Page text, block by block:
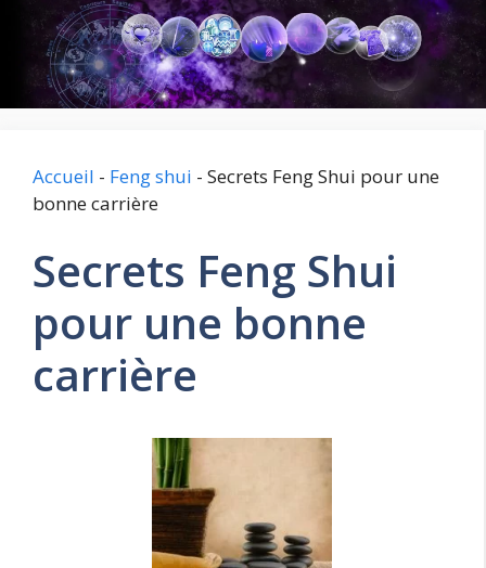
contenu
Accueil - Feng shui - Secrets Feng Shui pour une
bonne carrière
Secrets Feng Shui
pour une bonne
carrière